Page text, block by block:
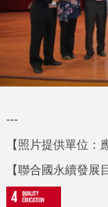
---
【照片提供單位：
【聯合國永續發展